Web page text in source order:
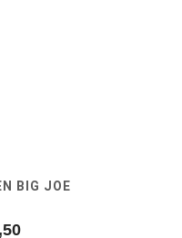
BIG JOE
Huidige